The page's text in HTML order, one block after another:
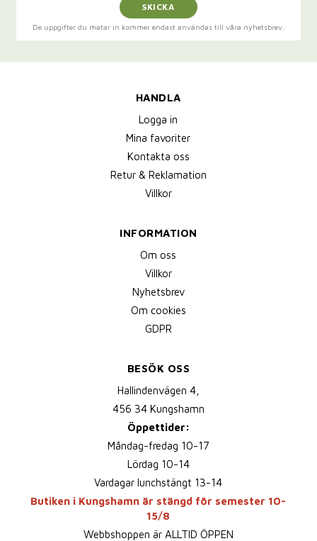
SKICKA
De uppgifter du matar in kommer endast användas till våra nyhetsbrev.
HANDLA
Logga in
Mina favoriter
Kontakta oss
Retur & Reklamation
Villkor
INFORMATION
Om oss
Villkor
Nyhetsbrev
Om cookies
GDPR
BESÖK OSS
Hallindenvägen 4,
456 34 Kungshamn
Öppettider:
Måndag-fredag 10-17
Lördag 10-14
Vardagar lunchstängt 13-14
Butiken i Kungshamn är stängd för semester 10-
15/8
Webbshoppen är ALLTID ÖPPEN